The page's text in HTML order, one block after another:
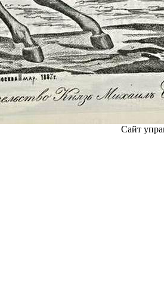
Сайт